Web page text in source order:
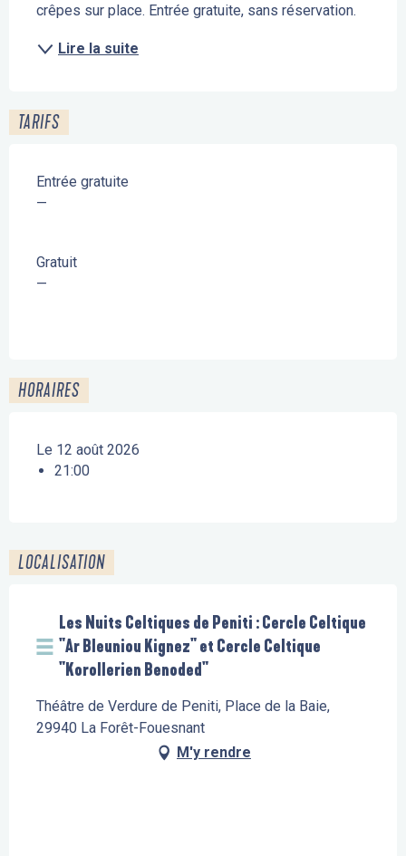
crêpes sur place. Entrée gratuite, sans réservation.
Lire la suite
TARIFS
Entrée gratuite
—
Gratuit
—
HORAIRES
Le 12 août 2026
21:00
LOCALISATION
Les Nuits Celtiques de Peniti : Cercle Celtique
"Ar Bleuniou Kignez" et Cercle Celtique
"Korollerien Benoded"
Théâtre de Verdure de Peniti, Place de la Baie,
29940 La Forêt-Fouesnant
M'y rendre